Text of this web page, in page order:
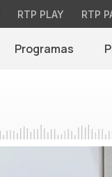
RTP PLAY RTP
Programas